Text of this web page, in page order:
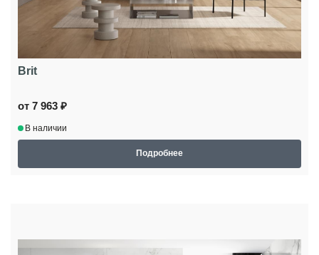
Brit
от 7 963 ₽
В наличии
Подробнее